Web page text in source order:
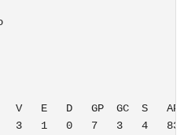
V   E   D   GP  GC  S
3   1   0   7   3   4